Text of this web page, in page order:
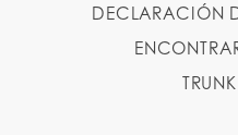
DECLARACIÓN